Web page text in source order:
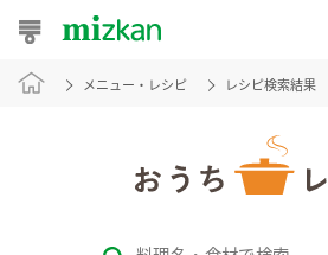
おうちレシピ
メニュー・レシピ レシピ検索結果